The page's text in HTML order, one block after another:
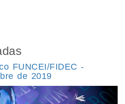
FUNCEI/FIDEC -
de 2019